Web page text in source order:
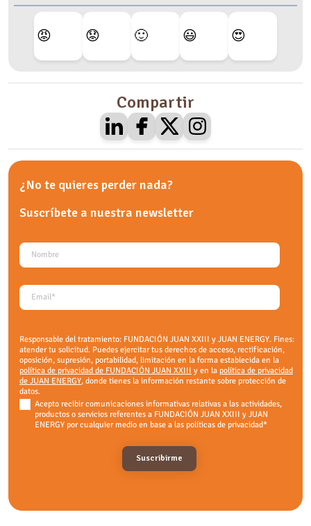
😡 😟 🙂 😃 😍
Compartir
¿No te quieres perder nada?
Suscríbete a nuestra newsletter
Responsable del tratamiento: FUNDACIÓN JUAN XXIII y JUAN ENERGY. Fines:
atender tu solicitud. Puedes ejercitar tus derechos de acceso, rectificación,
oposición, supresión, portabilidad, limitación en la forma establecida en la
política de privacidad de FUNDACIÓN JUAN XXIII y en la política de privacidad
de JUAN ENERGY, donde tienes la información restante sobre protección de
datos.
Acepto recibir comunicaciones informativas relativas a las actividades,
productos o servicios referentes a FUNDACIÓN JUAN XXIII y JUAN
ENERGY por cualquier medio en base a las políticas de privacidad*